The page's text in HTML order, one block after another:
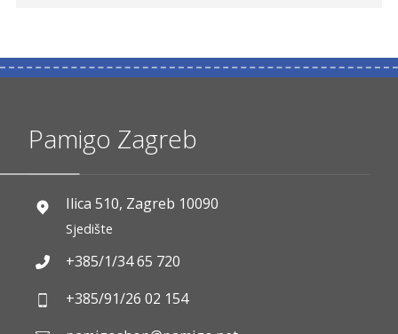
Pamigo Zagreb
Ilica 510, Zagreb 10090
Sjedište
+385/1/34 65 720
+385/91/26 02 154